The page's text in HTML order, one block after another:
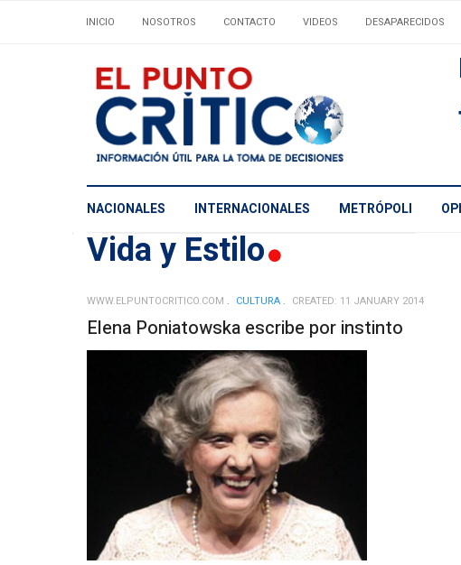
INICIO NOSOTROS CONTACTO VIDEOS DESAPARECIDOS
NACIONALES INTERNACIONALES METRÓPOLI
Vida y Estilo
WWW.ELPUNTOCRITICO.COM CULTURA CREATED: 11 JANUARY 2014
Elena Poniatowska escribe por instinto